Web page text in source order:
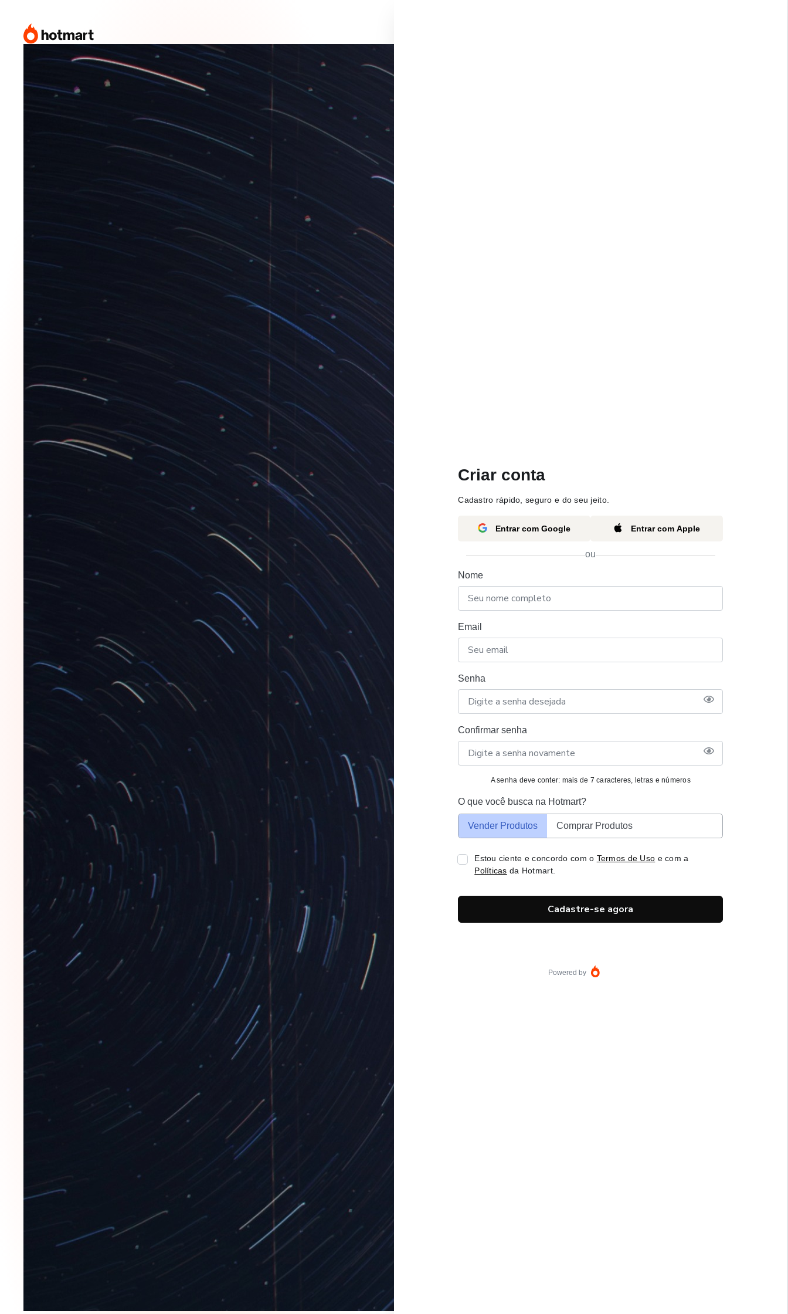
Criar conta
Cadastro rápido, seguro e do seu jeito.
Entrar com Google Entrar com Apple
ou
Nome
Email
Senha
Confirmar senha
A senha deve conter: mais de 7 caracteres, letras e números
O que você busca na Hotmart?
Vender Produtos Comprar Produtos
Estou ciente e concordo com o Termos de Uso e com a
Políticas da Hotmart.
Cadastre-se agora
Powered by